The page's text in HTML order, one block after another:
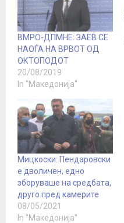
ВМРО-ДПМНЕ: ЗАЕВ СЕ
НАОЃА НА ВРВОТ ОД
ОКТОПОДОТ
20/08/2019
In "Македонија"
Мицкоски: Пендаровски
е дволичен, едно
зборуваше на средбата,
друго пред камерите
08/05/2021
In "Македонија"